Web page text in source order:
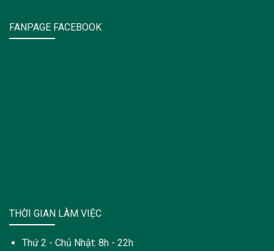
FANPAGE FACEBOOK
THỜI GIAN LÀM VIỆC
Thứ 2 - Chủ Nhật: 8h - 22h